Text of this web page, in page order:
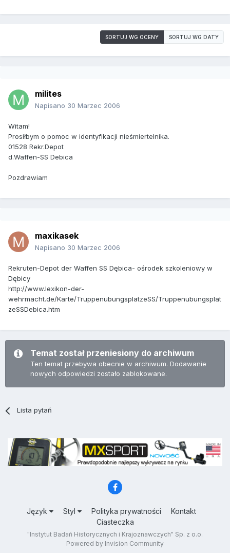
SORTUJ WG OCENY SORTUJ WG DATY
milites
Napisano 30 Marzec 2006
Witam!
Prosiłbym o pomoc w identyfikacji nieśmiertelnika.
01528 Rekr.Depot
d.Waffen-SS Debica
Pozdrawiam
maxikasek
Napisano 30 Marzec 2006
Rekruten-Depot der Waffen SS Dębica- ośrodek szkoleniowy w
Dębicy
http://www.lexikon-der-
wehrmacht.de/Karte/TruppenubungsplatzeSS/Truppenubungsplat
zeSSDebica.htm
Temat został przeniesiony do archiwum
Ten temat przebywa obecnie w archiwum. Dodawanie
nowych odpowiedzi zostało zablokowane.
Lista pytań
Język Styl Polityka prywatności
Kontakt
Ciasteczka
"Instytut Badań Historycznych i Krajoznawczych" Sp. z o.o.
Powered by Invision Community